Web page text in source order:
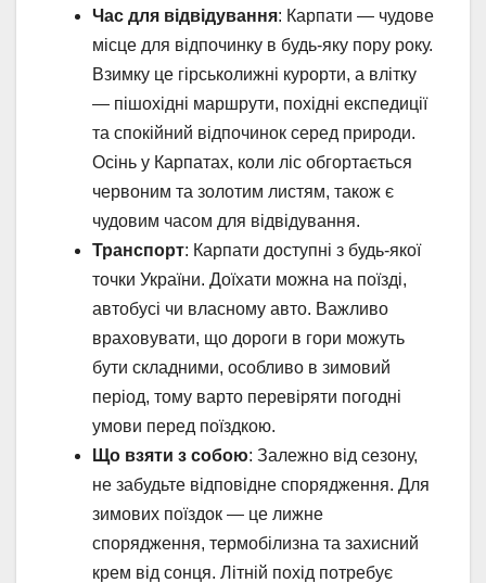
Час для відвідування: Карпати — чудове
місце для відпочинку в будь-яку пору року.
Взимку це гірськолижні курорти, а влітку
— пішохідні маршрути, похідні експедиції
та спокійний відпочинок серед природи.
Осінь у Карпатах, коли ліс обгортається
червоним та золотим листям, також є
чудовим часом для відвідування.
Транспорт: Карпати доступні з будь-якої
точки України. Доїхати можна на поїзді,
автобусі чи власному авто. Важливо
враховувати, що дороги в гори можуть
бути складними, особливо в зимовий
період, тому варто перевіряти погодні
умови перед поїздкою.
Що взяти з собою: Залежно від сезону,
не забудьте відповідне спорядження. Для
зимових поїздок — це лижне
спорядження, термобілизна та захисний
крем від сонця. Літній похід потребує